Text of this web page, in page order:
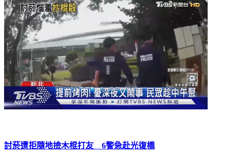
討菸遭拒隨地撿木棍打友 6警急赴光復橋